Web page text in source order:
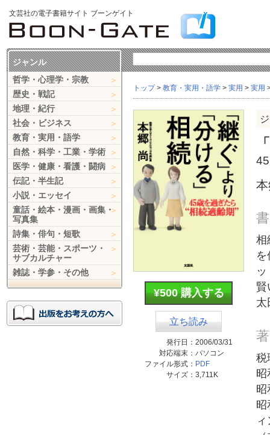
文芸社の電子書籍サイト ブーンゲイト
トップ> 教育・実用・語学 > 実用 > 実用
¥500 購入する
立ち読み
発行日： 2006/03/31
対応端末： パソコン
ファイル形式： PDF
サイズ： 3,711K
相
賢
太
税
昭
ジャンル
哲学・心理学・宗教
歴史・戦記
地理・紀行
社会・ビジネス
教育・実用・語学
自然・科学・工業・学術
医学・健康・看護・闘病
伝記・半生記
小説・エッセイ
童話・絵本・漫画・画集・
写真集
詩集・俳句・短歌
芸術・芸能・スポーツ・
サブカルチャー
雑誌・学参・その他